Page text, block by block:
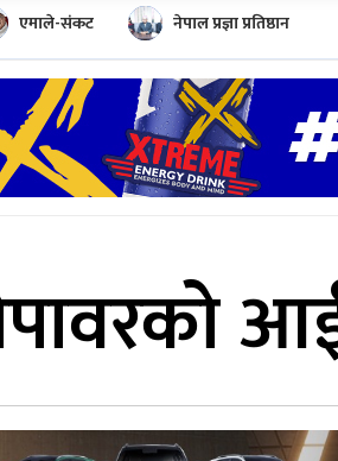
एमाले-संकट नेपाल प्रज्ञा प्रतिष्ठान